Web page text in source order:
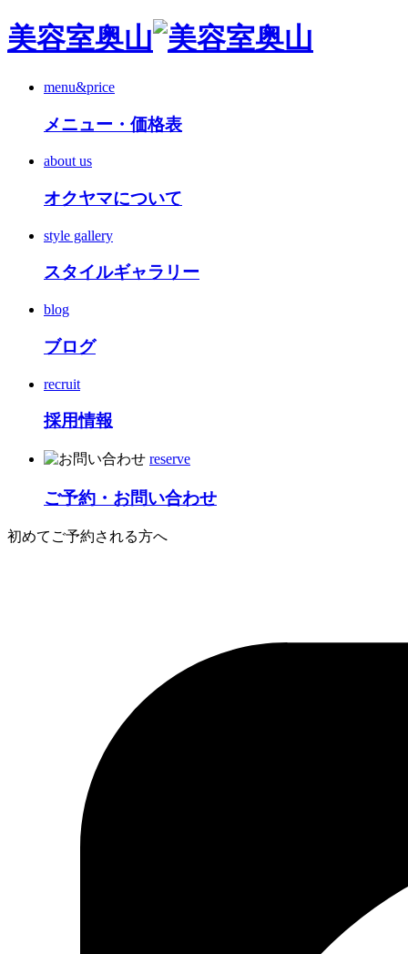
美容室奥山
menu&price
メニュー・価格表
about us
オクヤマについて
style gallery
スタイルギャラリー
blog
ブログ
recruit
採用情報
reserve
ご予約・お問い合わせ
初めてご予約される方へ